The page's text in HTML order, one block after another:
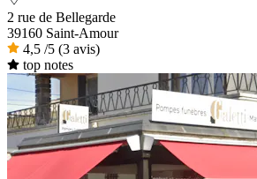
2 rue de Bellegarde
39160 Saint-Amour
4,5 /5 (3 avis)
top notes